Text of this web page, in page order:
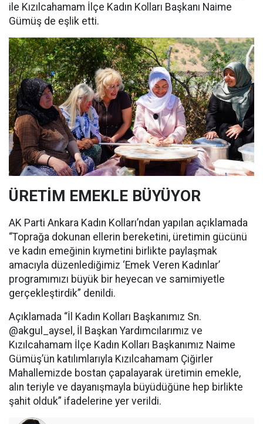
ile Kızılcahamam İlçe Kadın Kolları Başkanı Naime
Gümüş de eşlik etti.
ÜRETİM EMEKLE BÜYÜYOR
AK Parti Ankara Kadın Kolları’ndan yapılan açıklamada
“Toprağa dokunan ellerin bereketini, üretimin gücünü
ve kadın emeğinin kıymetini birlikte paylaşmak
amacıyla düzenlediğimiz ‘Emek Veren Kadınlar’
programımızı büyük bir heyecan ve samimiyetle
gerçekleştirdik” denildi.
Açıklamada “İl Kadın Kolları Başkanımız Sn.
@akgul_aysel, İl Başkan Yardımcılarımız ve
Kızılcahamam İlçe Kadın Kolları Başkanımız Naime
Gümüş’ün katılımlarıyla Kızılcahamam Çiğirler
Mahallemizde bostan çapalayarak üretimin emekle,
alın teriyle ve dayanışmayla büyüdüğüne hep birlikte
şahit olduk” ifadelerine yer verildi.